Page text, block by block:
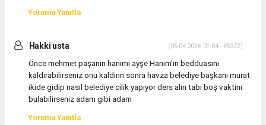
Yorumu Yanıtla
Hakki usta (05.04.2026 01:04 - #5372)
Önce mehmet paşanın hanımı ayşe Hanım'ın bedduasını
kaldırabilirseniz onu kaldırın sonra havza belediye başkanı murat
ikide gidip nasıl belediye cilik yapıyor ders alın tabi boş vaktini
bulabilirseniz adam gibi adam
Yorumu Yanıtla